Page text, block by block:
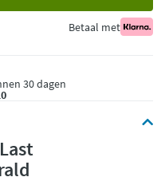
Betaal met
30 dagen